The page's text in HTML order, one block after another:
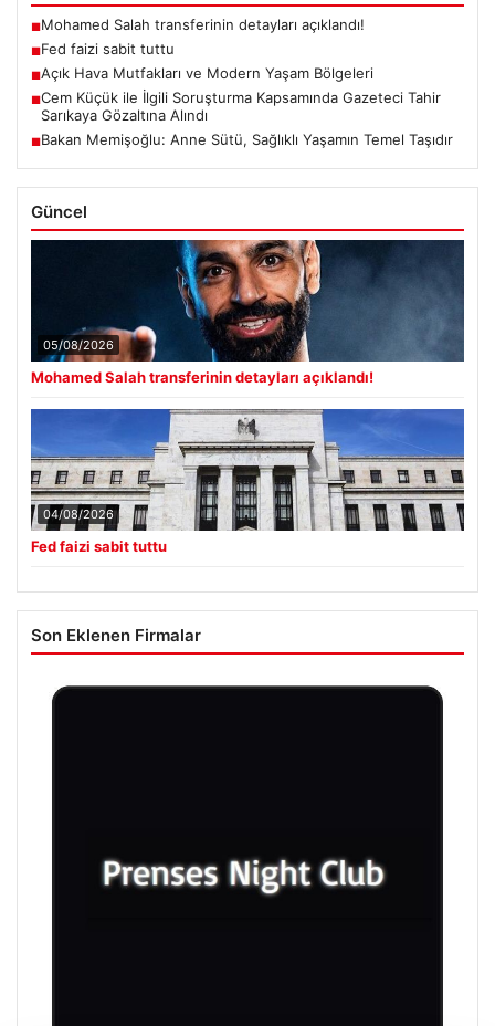
■Mohamed Salah transferinin detayları açıklandı!
■Fed faizi sabit tuttu
■Açık Hava Mutfakları ve Modern Yaşam Bölgeleri
■Cem Küçük ile İlgili Soruşturma Kapsamında Gazeteci Tahir
Sarıkaya Gözaltına Alındı
■Bakan Memişoğlu: Anne Sütü, Sağlıklı Yaşamın Temel Taşıdır
Güncel
05/08/2026
Mohamed Salah transferinin detayları açıklandı!
04/08/2026
Fed faizi sabit tuttu
Son Eklenen Firmalar